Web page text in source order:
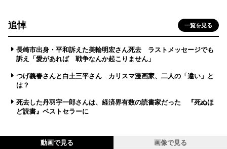
追悼 一覧を見る
長崎市出身・平和訴えた美輪明宏さん死去 ラストメッセージでも
訴え「愛があれば 戦争なんか起こりません」
つげ義春さんと白土三平さん カリスマ漫画家、二人の「違い」と
は？
死去した丹羽宇一郎さんは、経済界有数の読書家だった 『死ぬほ
ど読書』ベストセラーに
動画で見る 画像で見る